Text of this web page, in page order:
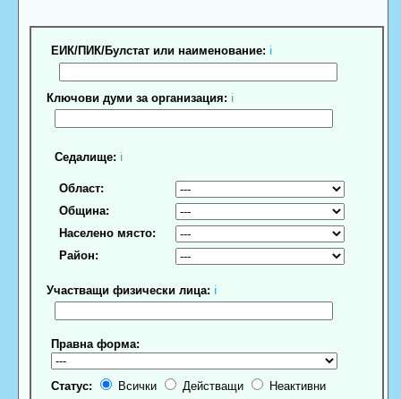
ЕИК/ПИК/Булстат или наименование: ℹ
Ключови думи за организация: ℹ
Седалище: ℹ
Област:
Община:
Населено място:
Район:
Участващи физически лица: ℹ
Правна форма:
Статус: Всички Действащи
Неактивни